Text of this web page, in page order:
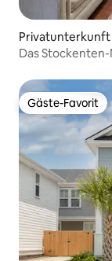
Privatunterkunft
Das
Gäste-Favorit
Gäste-Favorit